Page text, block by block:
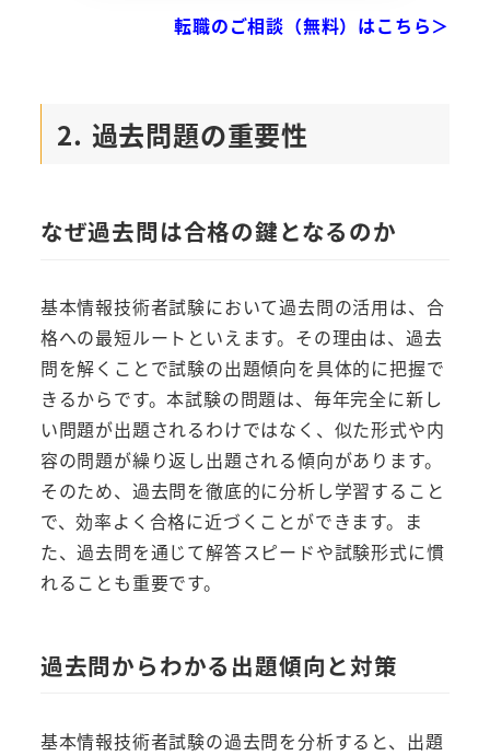
転職のご相談（無料）はこちら＞
2. 過去問題の重要性
なぜ過去問は合格の鍵となるのか
基本情報技術者試験において過去問の活用は、合
格への最短ルートといえます。その理由は、過去
問を解くことで試験の出題傾向を具体的に把握で
きるからです。本試験の問題は、毎年完全に新し
い問題が出題されるわけではなく、似た形式や内
容の問題が繰り返し出題される傾向があります。
そのため、過去問を徹底的に分析し学習すること
で、効率よく合格に近づくことができます。ま
た、過去問を通じて解答スピードや試験形式に慣
れることも重要です。
過去問からわかる出題傾向と対策
基本情報技術者試験の過去問を分析すると、出題